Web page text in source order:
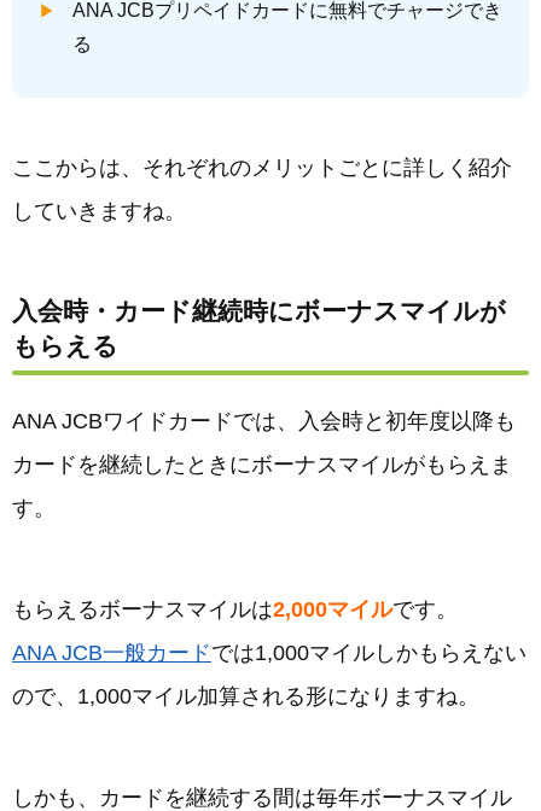
ANA JCBプリペイドカードに無料でチャージでき
る
ここからは、それぞれのメリットごとに詳しく紹介
していきますね。
入会時・カード継続時にボーナスマイルが
もらえる
ANA JCBワイドカードでは、入会時と初年度以降も
カードを継続したときにボーナスマイルがもらえま
す。
もらえるボーナスマイルは2,000マイルです。
ANA JCB一般カードでは1,000マイルしかもらえない
ので、1,000マイル加算される形になりますね。
しかも、カードを継続する間は毎年ボーナスマイル